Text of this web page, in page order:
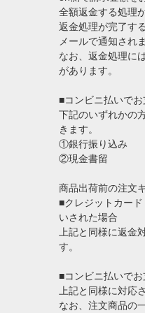
全額返金する処理
返金処理が完了す
メールで通知されま
なお、返金処理に
があります。
■コンビニ払いで
下記のいずれかの
きます。
①銀行振り込み
②現金書留
商品出荷前の注文
■クレジットカー
いされた場合
上記と同様に返金
す。
■コンビニ払いで
上記と同様に対応
なお、注文商品の